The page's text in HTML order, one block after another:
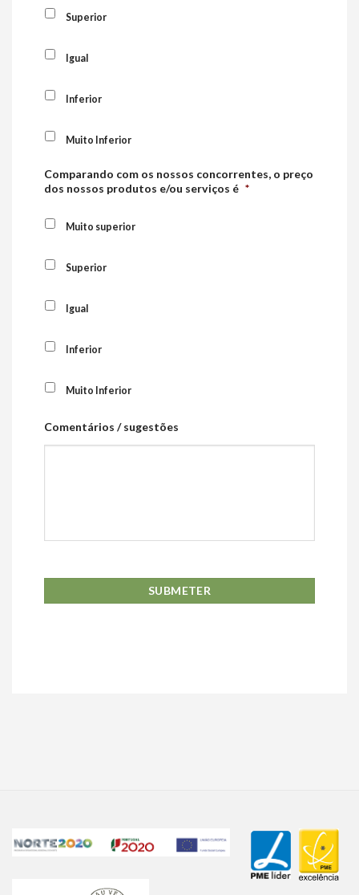
Superior
Igual
Inferior
Muito Inferior
Comparando com os nossos concorrentes, o preço
dos nossos produtos e/ou serviços é *
Muito superior
Superior
Igual
Inferior
Muito Inferior
Comentários / sugestões